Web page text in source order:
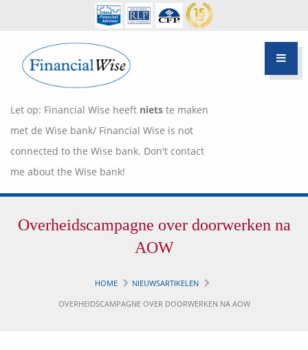
Let op: Financial Wise heeft niets te maken
met de Wise bank/ Financial Wise is not
connected to the Wise bank. Don't contact
me about the Wise bank!
Over Pietie Jeelof
Garanties
Hypotheek Advies
Life style planning
Overheidscampagne over doorwerken na
AOW
HOME
NIEUWSARTIKELEN
OVERHEIDSCAMPAGNE OVER DOORWERKEN NA AOW